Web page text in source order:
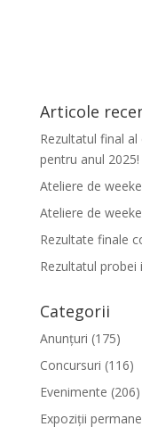
Articole
Rezultatul final
pentru anul 2025!
Ateliere de
Ateliere de
Rezultate finale
Rezultatul probei
Categorii
Anunțuri (175)
Concursuri (116)
Evenimente (206)
Expoziții